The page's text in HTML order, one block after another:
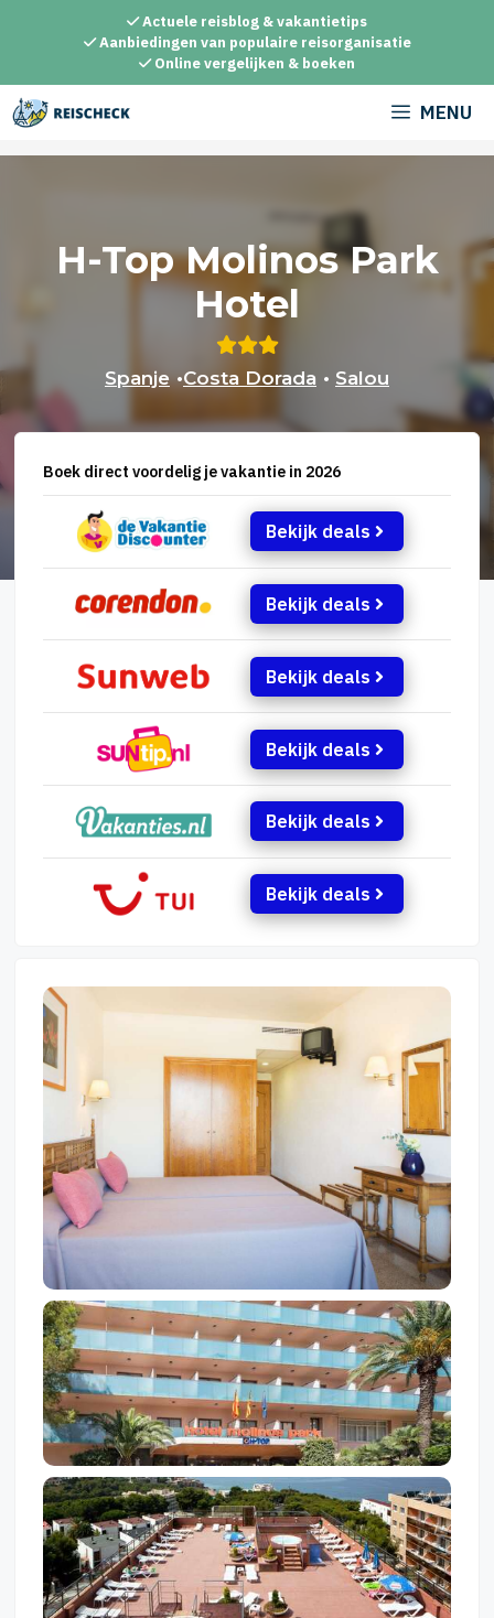
inhoud
Actuele reisblog & vakantietips
Aanbiedingen van populaire reisorganisatie
Online vergelijken & boeken
MENU
H-Top Molinos Park
Hotel
Spanje •Costa Dorada • Salou
Boek direct voordelig je vakantie in 2026
Bekijk deals
Bekijk deals
Bekijk deals
Bekijk deals
Bekijk deals
Bekijk deals